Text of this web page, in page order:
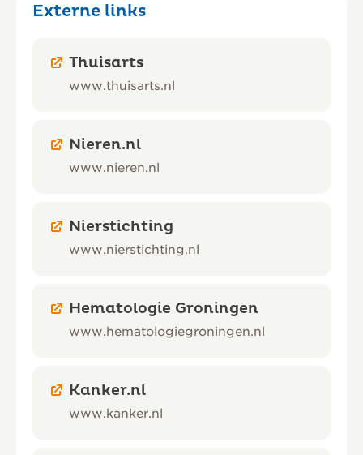
Externe links
Thuisarts
www.thuisarts.nl
Nieren.nl
www.nieren.nl
Nierstichting
www.nierstichting.nl
Hematologie Groningen
www.hematologiegroningen.nl
Kanker.nl
www.kanker.nl